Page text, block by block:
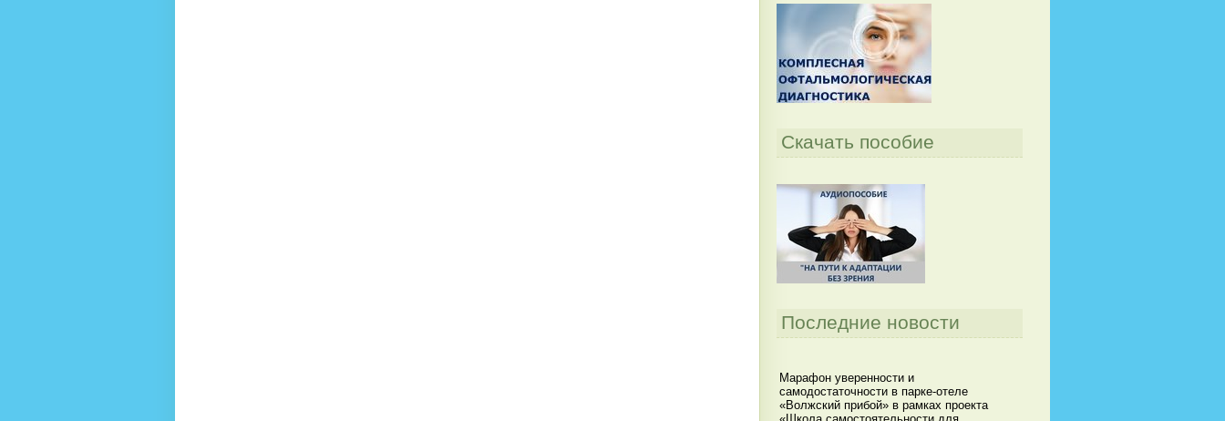
Скачать пособие
Последние новости
Марафон уверенности и
самодостаточности в парке-отеле
«Волжский прибой» в рамках проекта